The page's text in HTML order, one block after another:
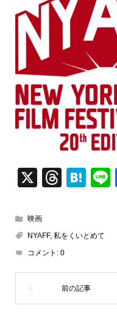
X
T
a
d
s
H
n
映画
NYAFF, 私をくいとめて
コメント: 0